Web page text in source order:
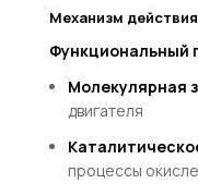
Механизм действия
Функциональный
Молекулярная
двигателя
процессы